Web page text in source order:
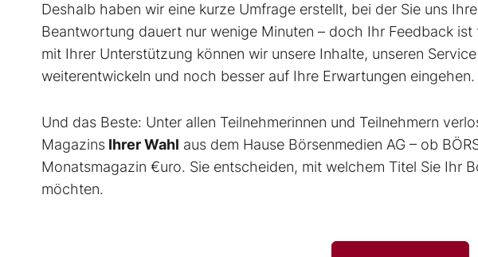
Deshalb haben wir eine kurze Umfrage erstellt, bei der Sie uns
Beantwortung dauert nur wenige Minuten – doch Ihr Feedback
mit Ihrer Unterstützung können wir unsere Inhalte, unseren
weiterentwickeln und noch besser auf Ihre Erwartungen eingehen.
Und das Beste: Unter allen Teilnehmerinnen und Teilnehmern
Magazins Ihrer Wahl aus dem Hause Börsenmedien AG – ob
Monatsmagazin €uro. Sie entscheiden, mit welchem Titel Sie Ihr
möchten.